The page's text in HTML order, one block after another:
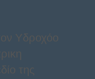
Υδροχόο
της